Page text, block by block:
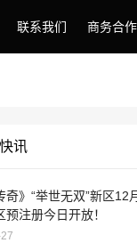
联系我们 商务合作
讯
奇》“举世无双”新区12
预注册今日开放！